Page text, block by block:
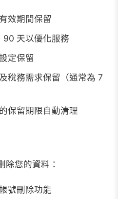
效期間保留
90 天以優化服務
定保留
稅務需求保留（通常為 7
保留期限自動清理
除您的資料：
號刪除功能